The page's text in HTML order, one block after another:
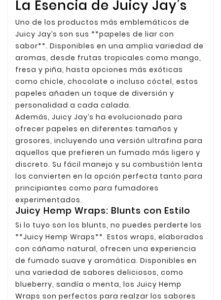
La Esencia de Juicy Jay’s
Uno de los productos más emblemáticos de
Juicy Jay’s son sus **papeles de liar con
sabor**. Disponibles en una amplia variedad de
aromas, desde frutas tropicales como mango,
fresa y piña, hasta opciones más exóticas
como chicle, chocolate o incluso cóctel, estos
papeles añaden un toque de diversión y
personalidad a cada calada.
Además, Juicy Jay’s ha evolucionado para
ofrecer papeles en diferentes tamaños y
grosores, incluyendo una versión ultrafina para
aquellos que prefieren un fumado más ligero y
discreto. Su fácil manejo y su combustión lenta
los convierten en la opción perfecta tanto para
principiantes como para fumadores
experimentados.
Juicy Hemp Wraps: Blunts con Estilo
Si lo tuyo son los blunts, no puedes perderte los
**Juicy Hemp Wraps**. Estos wraps, elaborados
con cáñamo natural, ofrecen una experiencia
de fumado suave y aromática. Disponibles en
una variedad de sabores deliciosos, como
blueberry, sandía o menta, los Juicy Hemp
Wraps son perfectos para realzar los sabores